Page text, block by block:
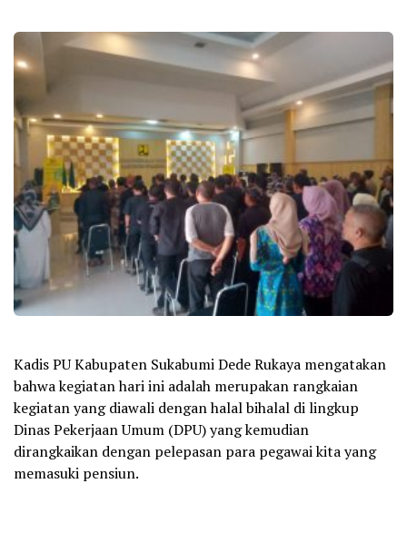
Kadis PU Kabupaten Sukabumi Dede Rukaya mengatakan
bahwa kegiatan hari ini adalah merupakan rangkaian
kegiatan yang diawali dengan halal bihalal di lingkup
Dinas Pekerjaan Umum (DPU) yang kemudian
dirangkaikan dengan pelepasan para pegawai kita yang
memasuki pensiun.